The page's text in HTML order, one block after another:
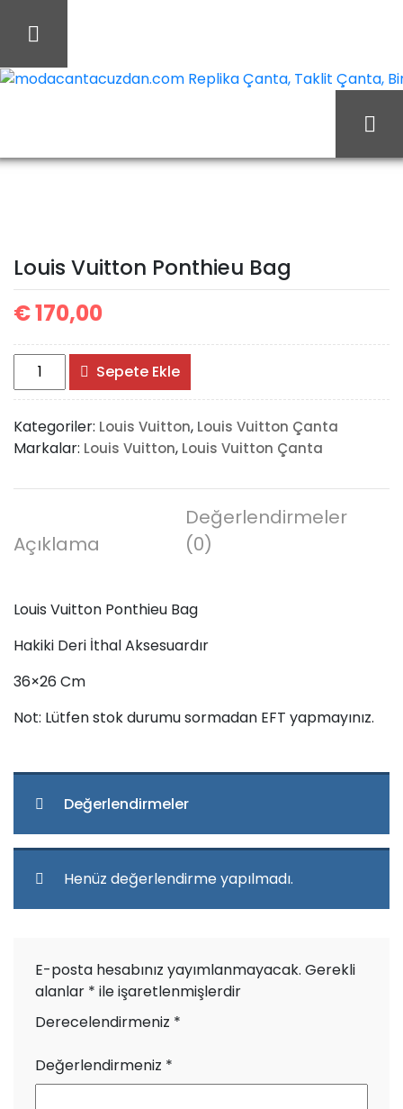
Bag
Louis Vuitton Ponthieu Bag
€170,00
Louis
Vuitton
Ponthieu
Bag
adet
Sepete Ekle
Kategoriler: Louis Vuitton, Louis Vuitton Çanta
Markalar: Louis Vuitton, Louis Vuitton Çanta
Açıklama
Değerlendirmeler
(0)
Louis Vuitton Ponthieu Bag
Hakiki Deri İthal Aksesuardır
36×26 Cm
Not: Lütfen stok durumu sormadan EFT yapmayınız.
Değerlendirmeler
Henüz değerlendirme yapılmadı.
E-posta hesabınız yayımlanmayacak. Gerekli
alanlar * ile işaretlenmişlerdir
Derecelendirmeniz *
Değerlendirmeniz *